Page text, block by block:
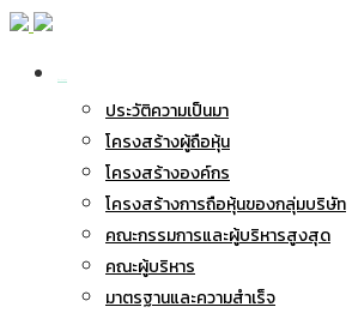
ประวัติความเป็นมา
โครงสร้างผู้ถือหุ้น
โครงสร้างองค์กร
โครงสร้างการถือหุ้นของกลุ่มบริษัท
คณะกรรมการและผู้บริหารสูงสุด
คณะผู้บริหาร
มาตรฐานและความสำเร็จ